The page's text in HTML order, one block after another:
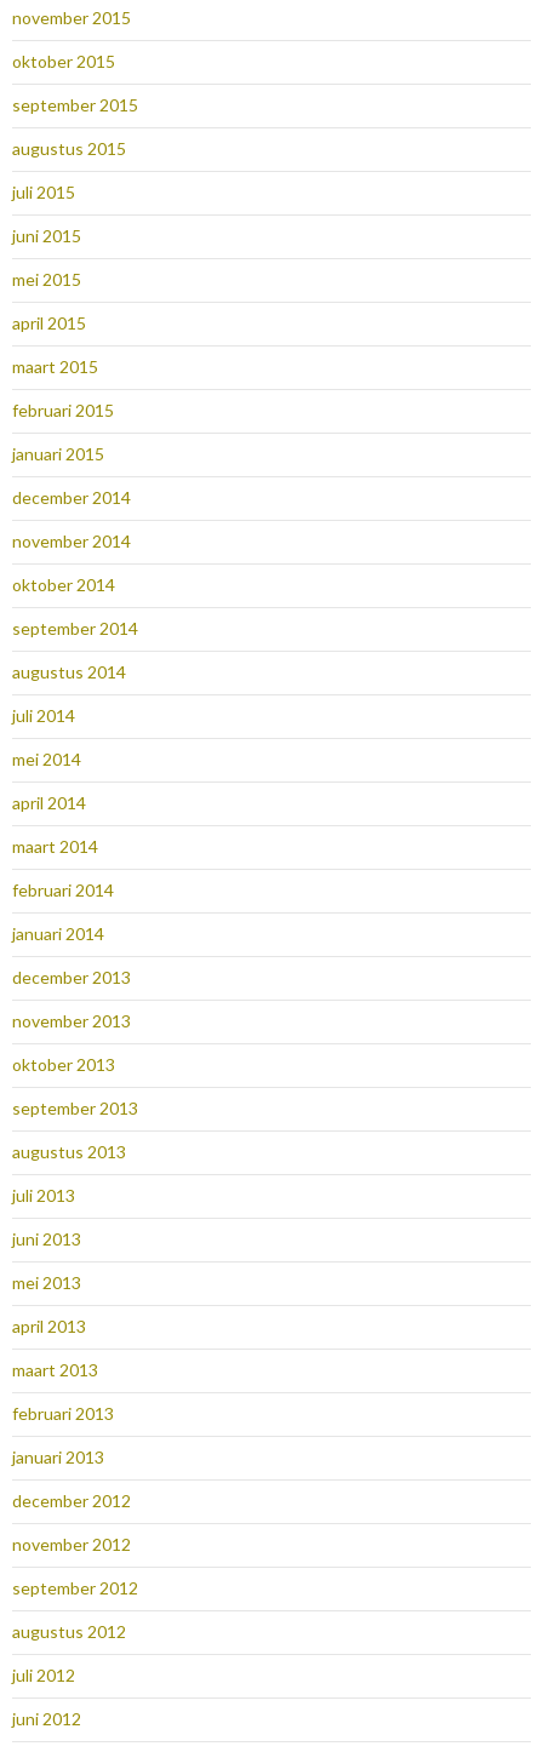
november 2015
oktober 2015
september 2015
augustus 2015
juli 2015
juni 2015
mei 2015
april 2015
maart 2015
februari 2015
januari 2015
december 2014
november 2014
oktober 2014
september 2014
augustus 2014
juli 2014
mei 2014
april 2014
maart 2014
februari 2014
januari 2014
december 2013
november 2013
oktober 2013
september 2013
augustus 2013
juli 2013
juni 2013
mei 2013
april 2013
maart 2013
februari 2013
januari 2013
december 2012
november 2012
september 2012
augustus 2012
juli 2012
juni 2012